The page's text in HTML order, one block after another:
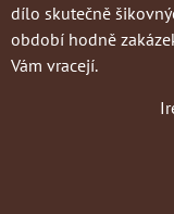
dílo skutečně
období hodně
Vám vracejí.